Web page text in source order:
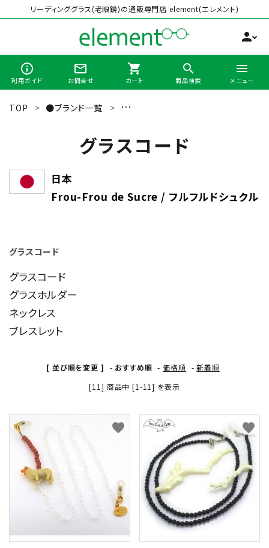
リーディンググラス(老眼鏡)の通販専門店 element(エレメント)
person
info_outline
利用ガイド
mail_outline
お問合せ
shopping_cart
カート
search
商品検索
menu
メニュー
全商品から選ぶ
形から選ぶ
色から選ぶ
コンテンツ
INFORMATION
ACCOUNT MENU
ようこそ 会員名 様
meeting_room ログイン person 新規会員登録
TOP ●ブランド一覧 Frou-Frou de Sucre（フルフルドシュ
グラスコード
日本
Frou-Frou de Sucre / フルフルドシュクル
グラスコード
グラスコード
グラスホルダー
ネックレス
ブレスレット
[ 並び順を変更 ] - おすすめ順 -価格順 -新着順
[11] 商品中 [1-11] を表示
favorite favorite